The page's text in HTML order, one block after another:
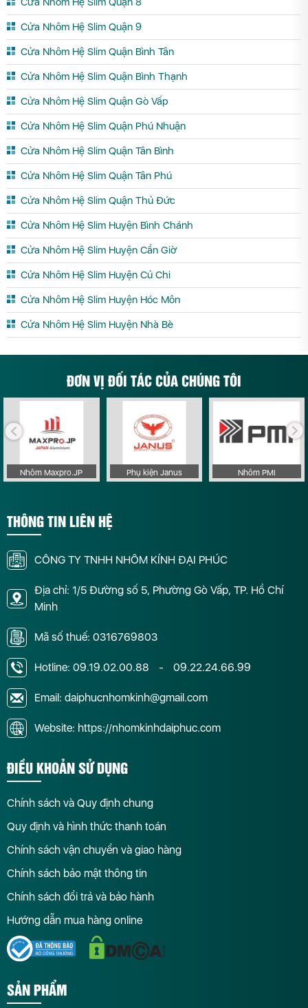
Cửa Nhôm Hệ Slim Quận 9
Cửa Nhôm Hệ Slim Quận Bình Tân
Cửa Nhôm Hệ Slim Quận Bình Thạnh
Cửa Nhôm Hệ Slim Quận Gò Vấp
Cửa Nhôm Hệ Slim Quận Phú Nhuận
Cửa Nhôm Hệ Slim Quận Tân Bình
Cửa Nhôm Hệ Slim Quận Tân Phú
Cửa Nhôm Hệ Slim Quận Thủ Đức
Cửa Nhôm Hệ Slim Huyện Bình Chánh
Cửa Nhôm Hệ Slim Huyện Cần Giờ
Cửa Nhôm Hệ Slim Huyện Củ Chi
Cửa Nhôm Hệ Slim Huyện Hóc Môn
Cửa Nhôm Hệ Slim Huyện Nhà Bè
ĐƠN VỊ ĐỐI TÁC CỦA CHÚNG TÔI
Nhôm Maxpro.JP Phụ kiện Janus Nhôm PMI
THÔNG TIN LIÊN HỆ
CÔNG TY TNHH NHÔM KÍNH ĐẠI PHÚC
Địa chỉ: 1/5 Đường số 5, Phường Gò Vấp, TP. Hồ Chí
Minh
Mã số thuế: 0316769803
Hotline: 09.19.02.00.88 - 09.22.24.66.99
Email: daiphucnhomkinh@gmail.com
Website: https://nhomkinhdaiphuc.com
ĐIỀU KHOẢN SỬ DỤNG
Chính sách và Quy định chung
Quy định và hình thức thanh toán
Chính sách vận chuyển và giao hàng
Chính sách bảo mật thông tin
Chính sách đổi trả và bảo hành
Hướng dẫn mua hàng online
SẢN PHẨM